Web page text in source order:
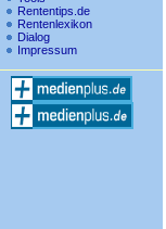
Rententips.de
Rentenlexikon
Dialog
Impressum